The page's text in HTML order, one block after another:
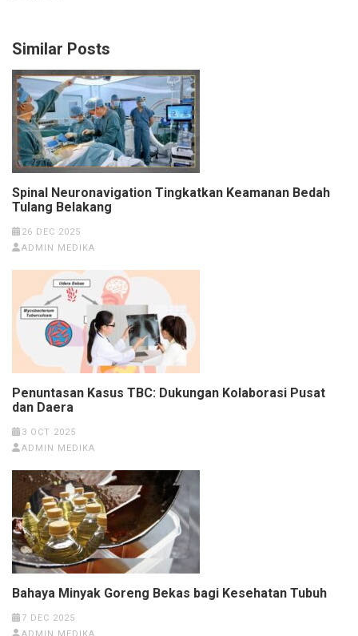
Similar Posts
Spinal Neuronavigation Tingkatkan Keamanan Bedah
Tulang Belakang
26 DEC 2025
ADMIN MEDIKA
Penuntasan Kasus TBC: Dukungan Kolaborasi Pusat
dan Daera
3 OCT 2025
ADMIN MEDIKA
Bahaya Minyak Goreng Bekas bagi Kesehatan Tubuh
7 DEC 2025
ADMIN MEDIKA